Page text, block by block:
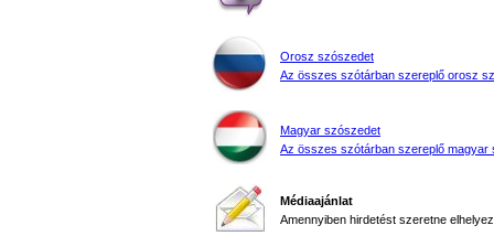
Orosz szószedet
Az összes szótárban szereplő orosz
Magyar szószedet
Az összes szótárban szereplő magyar
Médiaajánlat
Amennyiben hirdetést szeretne